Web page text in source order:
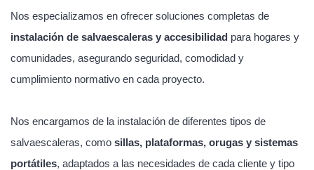
Nos especializamos en ofrecer soluciones completas de
instalación de salvaescaleras y accesibilidad para hogares y
comunidades, asegurando seguridad, comodidad y
cumplimiento normativo en cada proyecto.
Nos encargamos de la instalación de diferentes tipos de
salvaescaleras, como sillas, plataformas, orugas y sistemas
portátiles, adaptados a las necesidades de cada cliente y tipo